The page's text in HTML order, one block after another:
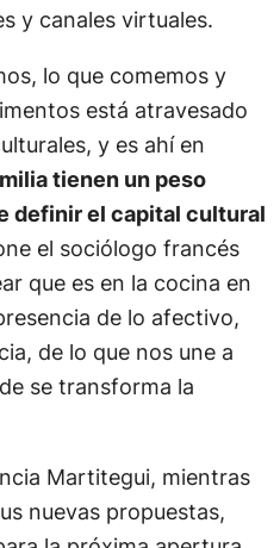
y canales virtuales.
lo que comemos y
está atravesado
y es ahí en
tienen un peso
definir el capital cultural
el sociólogo francés
que es en la cocina en
de lo afectivo,
de lo que nos une a
se transforma la
Martitegui, mientras
nuevas propuestas,